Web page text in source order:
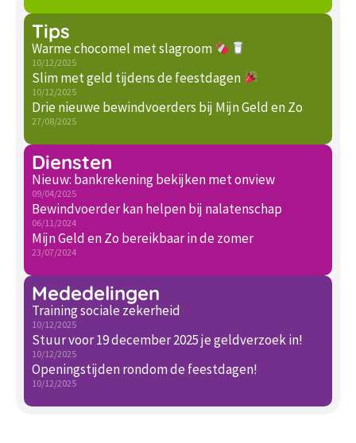
Tips
Warme chocomel met slagroom
10/12/2025
Slim met geld tijdens de feestdagen
10/12/2025
Drie nieuwe bewindvoerders bij Mijn Geld en Zo
27/08/2025
Diensten
Nieuw: bankrekening bekijken met onview
09/04/2025
Bewindvoerder kan helpen bij nalatenschap
06/11/2024
Mijn Geld en Zo bereikbaar in de zomer
23/07/2024
Mededelingen
Training sociale zekerheid
10/12/2025
Stuur voor 19 december 2025 je geldverzoek in!
10/12/2025
Openingstijden rondom de feestdagen!
10/12/2025